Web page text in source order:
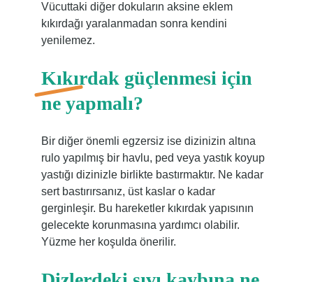
Vücuttaki diğer dokuların aksine eklem
kıkırdağı yaralanmadan sonra kendini
yenilemez.
Kıkırdak güçlenmesi için
ne yapmalı?
Bir diğer önemli egzersiz ise dizinizin altına
rulo yapılmış bir havlu, ped veya yastık koyup
yastığı dizinizle birlikte bastırmaktır. Ne kadar
sert bastırırsanız, üst kaslar o kadar
gerginleşir. Bu hareketler kıkırdak yapısının
gelecekte korunmasına yardımcı olabilir.
Yüzme her koşulda önerilir.